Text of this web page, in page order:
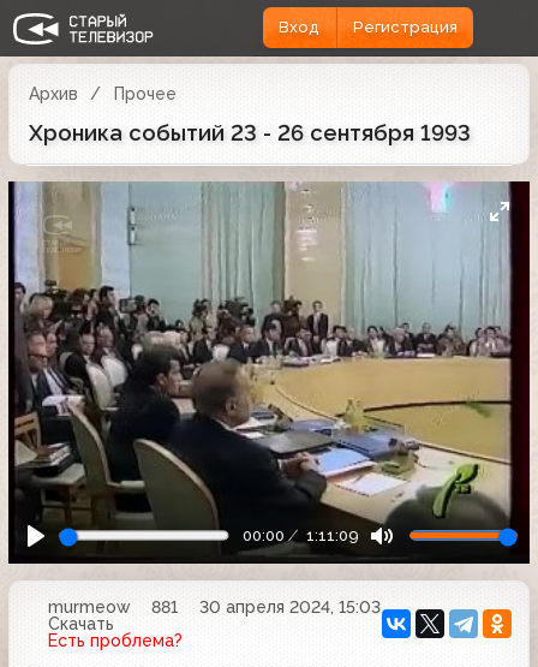
Вход Регистрация
Архив Прочее
Хроника событий 23 - 26 сентября 1993
00:00 1:11:09
murmeow 881
30 апреля 2024, 15:03
Скачать
Есть проблема?